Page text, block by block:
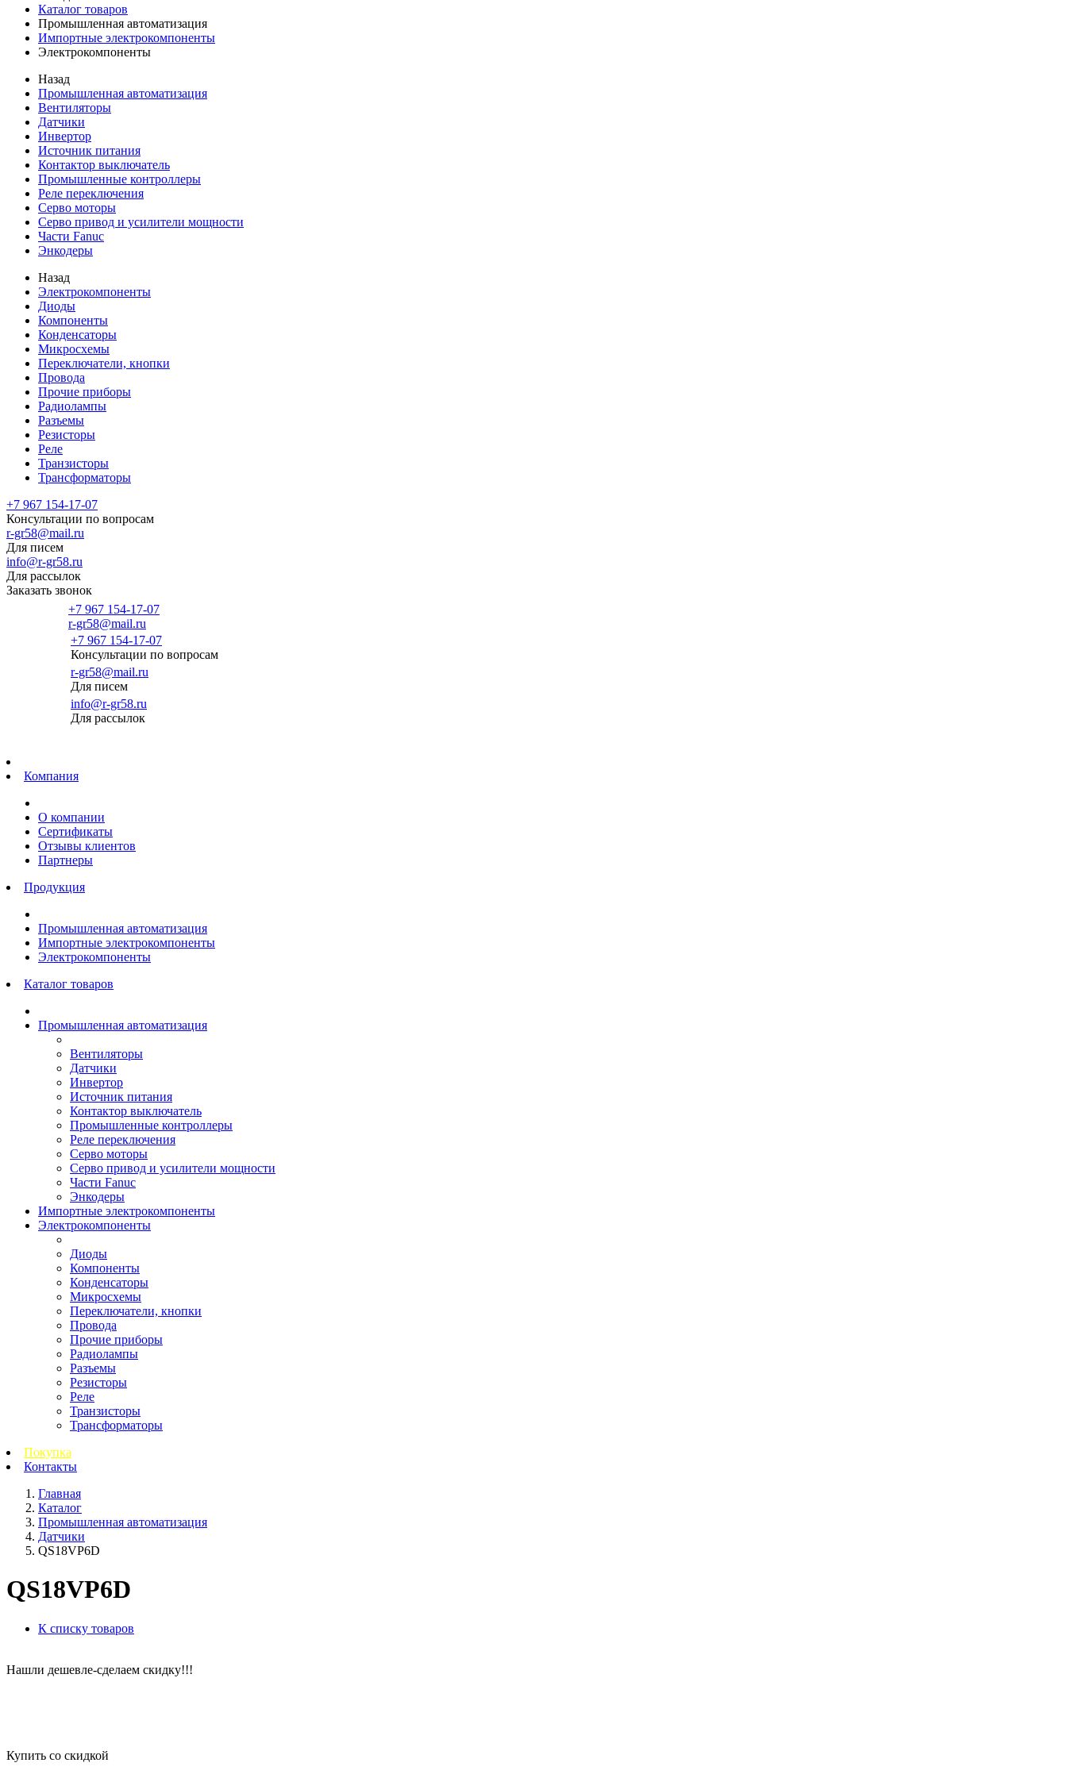
Каталог товаров
Промышленная автоматизация
Импортные электрокомпоненты
Электрокомпоненты
Назад
Промышленная автоматизация
Вентиляторы
Датчики
Инвертор
Источник питания
Контактор выключатель
Промышленные контроллеры
Реле переключения
Серво моторы
Серво привод и усилители мощности
Части Fanuc
Энкодеры
Назад
Электрокомпоненты
Диоды
Компоненты
Конденсаторы
Микросхемы
Переключатели, кнопки
Провода
Прочие приборы
Радиолампы
Разъемы
Резисторы
Реле
Транзисторы
Трансформаторы
+7 967 154-17-07
Консультации по вопросам
r-gr58@mail.ru
Для писем
info@r-gr58.ru
Для рассылок
Заказать звонок
+7 967 154-17-07
r-gr58@mail.ru
+7 967 154-17-07
Консультации по вопросам
r-gr58@mail.ru
Для писем
info@r-gr58.ru
Для рассылок
Компания
О компании
Сертификаты
Отзывы клиентов
Партнеры
Продукция
Промышленная автоматизация
Импортные электрокомпоненты
Электрокомпоненты
Каталог товаров
Промышленная автоматизация
Вентиляторы
Датчики
Инвертор
Источник питания
Контактор выключатель
Промышленные контроллеры
Реле переключения
Серво моторы
Серво привод и усилители мощности
Части Fanuc
Энкодеры
Импортные электрокомпоненты
Электрокомпоненты
Диоды
Компоненты
Конденсаторы
Микросхемы
Переключатели, кнопки
Провода
Прочие приборы
Радиолампы
Разъемы
Резисторы
Реле
Транзисторы
Трансформаторы
Покупка
Контакты
Главная
Каталог
Промышленная автоматизация
Датчики
QS18VP6D
QS18VP6D
К списку товаров
Нашли дешевле-сделаем скидку!!!
Купить со скидкой